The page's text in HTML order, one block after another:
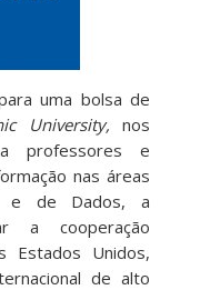
uma bolsa de
University, nos
professores e
nas áreas
e de Dados, a
a cooperação
Estados Unidos,
de alto